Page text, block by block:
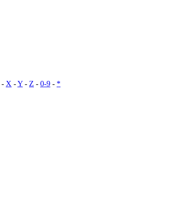
- X -Y - Z - 0-9 - *